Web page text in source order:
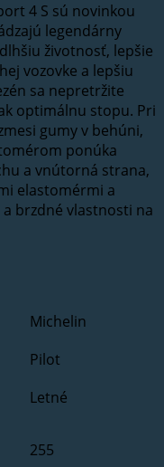
4 S sú novinkou
legendárny
životnosť, lepšie
vozovke a lepšiu
sa nepretržite
optimálnu stopu. Pri
gumy v behúni,
ponúka
a vnútorná strana,
elastomérmi a
brzdné vlastnosti na
Michelin
Pilot
Letné
255